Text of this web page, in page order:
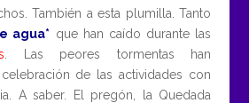
También a esta plumilla. Tanto
agua* que han caído durante las
. Las peores tormentas han
de las actividades con
A saber. El pregón, la Quedada